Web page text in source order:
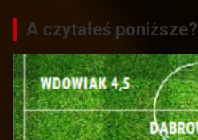
A czytałeś poniższe?